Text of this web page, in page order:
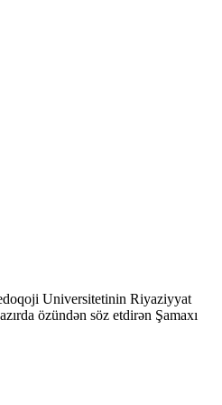
Universitetinin Riyaziyyat
özündən söz etdirən Şamaxı